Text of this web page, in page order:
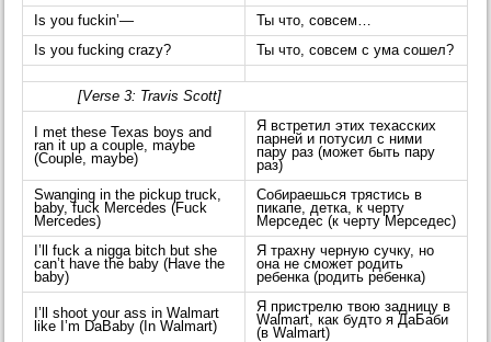
Is you fuckin’—
Ты что, совсем…
Is you fucking crazy?
Ты что, совсем с ума сошел?
[Verse 3: Travis Scott]
I met these Texas boys and
ran it up a couple, maybe
(Couple, maybe)
Я встретил этих техасских
парней и потусил с ними
пару раз (может быть пару
раз)
Swanging in the pickup truck,
baby, fuck Mercedes (Fuck
Mercedes)
Собираешься трястись в
пикапе, детка, к черту
Мерседес (к черту Мерседес)
I’ll fuck a nigga bitch but she
can’t have the baby (Have the
baby)
Я трахну черную сучку, но
она не сможет родить
ребенка (родить ребенка)
I’ll shoot your ass in Walmart
like I’m DaBaby (In Walmart)
Я пристрелю твою задницу в
Walmart, как будто я ДаБаби
(в Walmart)